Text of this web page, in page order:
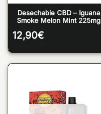
Desechable CBD – Iguana
Smoke Melon Mint 225mg
12,90€